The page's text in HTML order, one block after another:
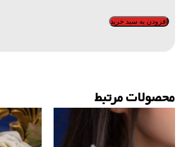
افزودن به سبد خرید
محصولات مرتبط